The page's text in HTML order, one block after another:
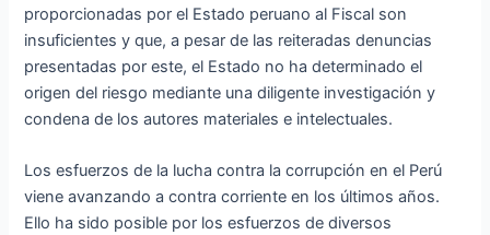
proporcionadas por el Estado peruano al Fiscal son
insuficientes y que, a pesar de las reiteradas denuncias
presentadas por este, el Estado no ha determinado el
origen del riesgo mediante una diligente investigación y
condena de los autores materiales e intelectuales.
Los esfuerzos de la lucha contra la corrupción en el Perú
viene avanzando a contra corriente en los últimos años.
Ello ha sido posible por los esfuerzos de diversos